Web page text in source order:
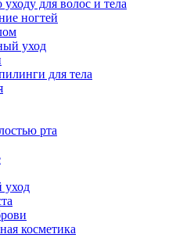
для волос и тела
ногтей
уход
для тела
рта
косметика